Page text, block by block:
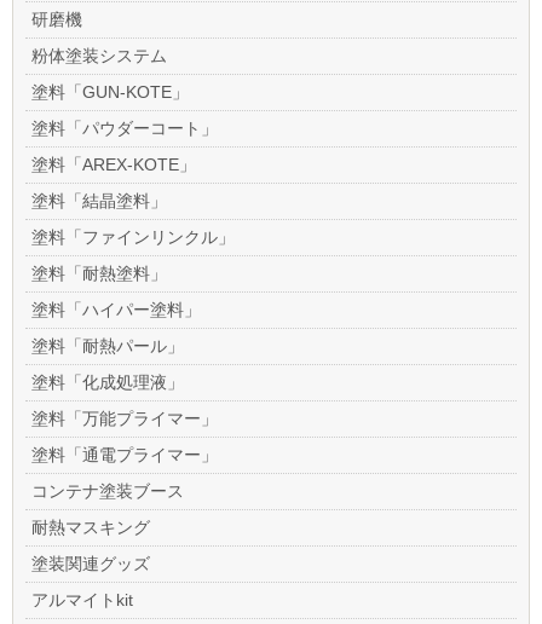
研磨機
粉体塗装システム
塗料「GUN-KOTE」
塗料「パウダーコート」
塗料「AREX-KOTE」
塗料「結晶塗料」
塗料「ファインリンクル」
塗料「耐熱塗料」
塗料「ハイパー塗料」
塗料「耐熱パール」
塗料「化成処理液」
塗料「万能プライマー」
塗料「通電プライマー」
コンテナ塗装ブース
耐熱マスキング
塗装関連グッズ
アルマイトkit